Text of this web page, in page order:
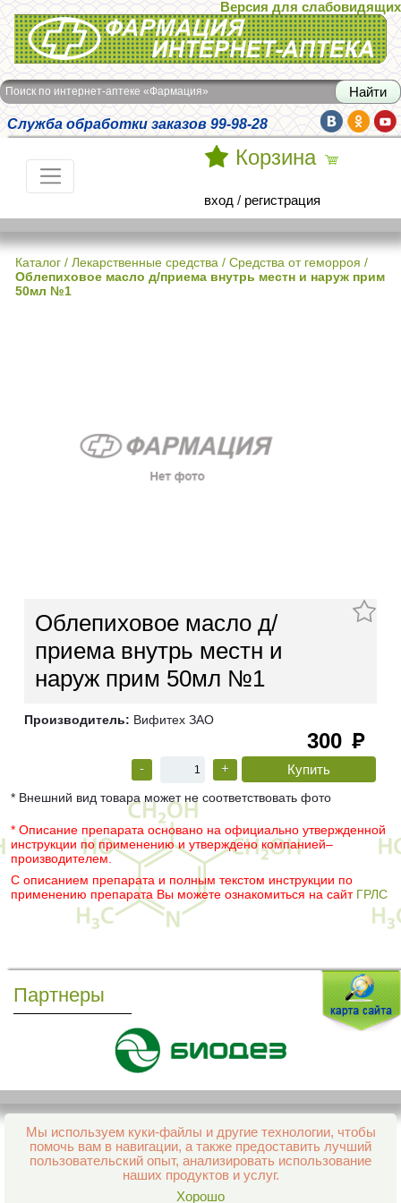
Интернет-аптека Фармация
Версия для слабовидящих
Поиск по интернет-аптеке «Фармация»
Служба обработки заказов 99-98-28
Корзина
вход / регистрация
Каталог / Лекарственные средства / Средства от геморроя /
Облепиховое масло д/приема внутрь местн и наруж прим
50мл №1
Облепиховое масло д/
приема внутрь местн и
наруж прим 50мл №1
Производитель: Вифитех ЗАО
300 руб
- +
* Внешний вид товара может не соответствовать фото
* Описание препарата основано на официально утвержденной
инструкции по применению и утверждено компанией–
производителем.
С описанием препарата и полным текстом инструкции по
применению препарата Вы можете ознакомиться на сайт ГРЛС
Партнеры
Мы используем куки-файлы и другие технологии, чтобы
помочь вам в навигации, а также предоставить лучший
пользовательский опыт, анализировать использование
наших продуктов и услуг.
Хорошо
Все права защищены и охраняются законом
© 2013–2026 Интернет-аптека Фармация
support@aptekapenza.ru
Телефон: Служба обработки заказов 99-98-28